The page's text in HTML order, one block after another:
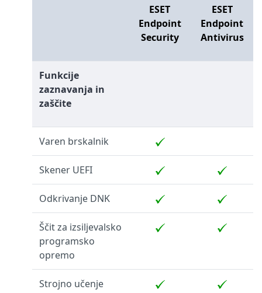
ESET
Endpoint
Security
ESET
Endpoint
Antivirus
Funkcije
zaznavanja in
zaščite
Varen brskalnik
Skener UEFI
Odkrivanje DNK
Ščit za izsiljevalsko
programsko
opremo
Strojno učenje